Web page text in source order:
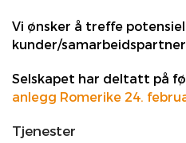
Vi ønsker å treffe
kunder/
Selskapet har deltatt på
anlegg Romerike 24.
Tjenester